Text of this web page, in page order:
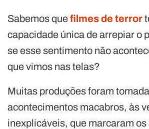
Sabemos quefilmes de terror
capacidade única de arrepiar o
se esse sentimento não
que vimos nas telas?
Muitas produções foram
acontecimentos macabros, às
inexplicáveis, que marcaram os